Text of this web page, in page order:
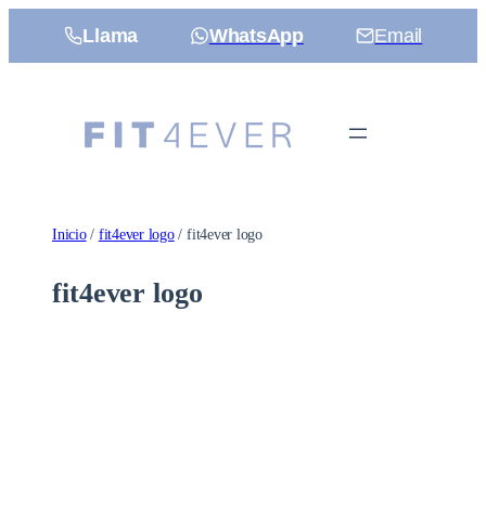
Llama WhatsApp Email
Inicio/ fit4ever logo/ fit4ever logo
fit4ever logo